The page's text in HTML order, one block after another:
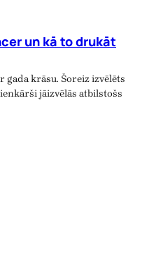
un kā to drukāt
krāsu. Šoreiz izvēlēts
jāizvēlās atbilstošs